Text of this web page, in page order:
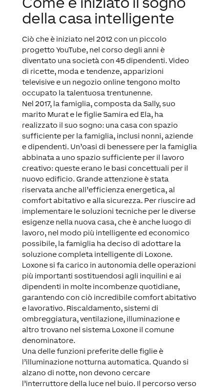
della casa intelligente
Ciò che è iniziato nel 2012 con un piccolo
progetto YouTube, nel corso degli anni è
diventato una società con 45 dipendenti. Video
di ricette, moda e tendenze, apparizioni
televisive e un negozio online tengono molto
occupato la talentuosa trentunenne.
Nel 2017, la famiglia, composta da Sally, suo
marito Murat e le figlie Samira ed Ela, ha
realizzato il suo sogno: una casa con spazio
sufficiente per la famiglia, inclusi nonni, aziende
e dipendenti. Un’oasi di benessere per la famiglia
abbinata a uno spazio sufficiente per il lavoro
creativo: queste erano le basi concettuali per il
nuovo edificio. Grande attenzione è stata
riservata anche all’efficienza energetica, al
comfort abitativo e alla sicurezza. Per riuscire ad
implementare le soluzioni tecniche per le diverse
esigenze nella nuova casa, che è anche luogo di
lavoro, nel modo più intelligente ed economico
possibile, la famiglia ha deciso di adottare la
soluzione completa intelligente di Loxone.
Loxone si fa carico in autonomia delle operazioni
più importanti sostituendosi agli inquilini e ai
dipendenti in molte incombenze quotidiane,
garantendo con ciò incredibile comfort abitativo
e lavorativo. Riscaldamento, sistemi di
ombreggiatura, ventilazione, illuminazione e
altro trovano nel sistema Loxone il comune
denominatore.
Una delle funzioni preferite delle figlie è
l’illuminazione notturna automatica. Quando si
alzano di notte, non devono cercare
l’interruttore della luce nel buio. Il percorso verso